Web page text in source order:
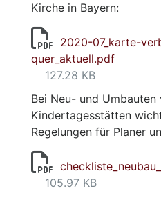
Kirche in Bayern:
2020-07_karte-
quer_aktuell.pdf
127.28 KB
Bei Neu- und Umbauten
Kindertagesstätten
Regelungen für Planer
105.97 KB